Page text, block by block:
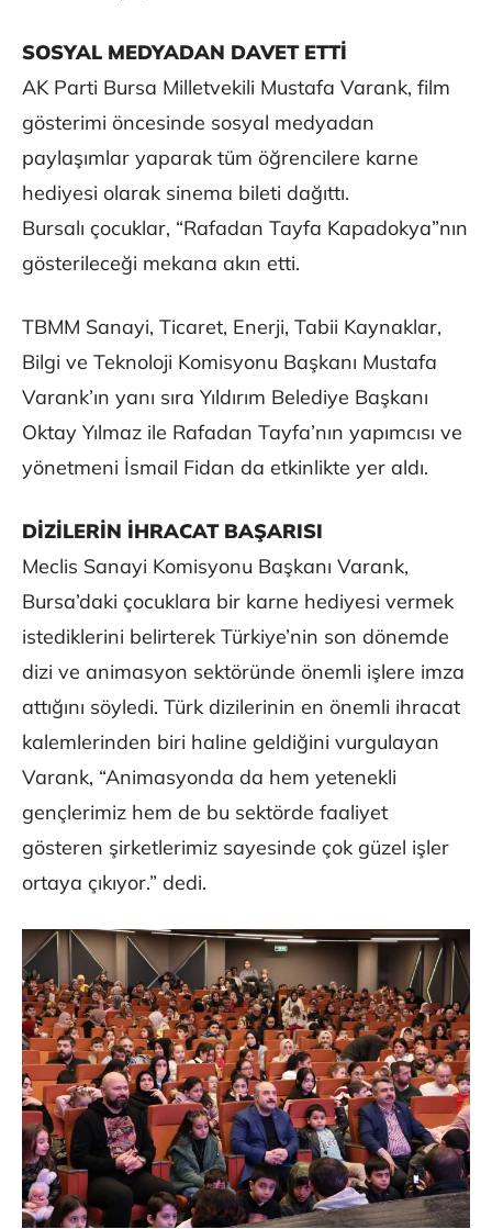
SOSYAL MEDYADAN DAVET ETTİ
AK Parti Bursa Milletvekili Mustafa Varank, film
gösterimi öncesinde sosyal medyadan
paylaşımlar yaparak tüm öğrencilere karne
hediyesi olarak sinema bileti dağıttı.
Bursalı çocuklar, “Rafadan Tayfa Kapadokya”nın
gösterileceği mekana akın etti.
TBMM Sanayi, Ticaret, Enerji, Tabii Kaynaklar,
Bilgi ve Teknoloji Komisyonu Başkanı Mustafa
Varank’ın yanı sıra Yıldırım Belediye Başkanı
Oktay Yılmaz ile Rafadan Tayfa’nın yapımcısı ve
yönetmeni İsmail Fidan da etkinlikte yer aldı.
DİZİLERİN İHRACAT BAŞARISI
Meclis Sanayi Komisyonu Başkanı Varank,
Bursa’daki çocuklara bir karne hediyesi vermek
istediklerini belirterek Türkiye’nin son dönemde
dizi ve animasyon sektöründe önemli işlere imza
attığını söyledi. Türk dizilerinin en önemli ihracat
kalemlerinden biri haline geldiğini vurgulayan
Varank, “Animasyonda da hem yetenekli
gençlerimiz hem de bu sektörde faaliyet
gösteren şirketlerimiz sayesinde çok güzel işler
ortaya çıkıyor.” dedi.